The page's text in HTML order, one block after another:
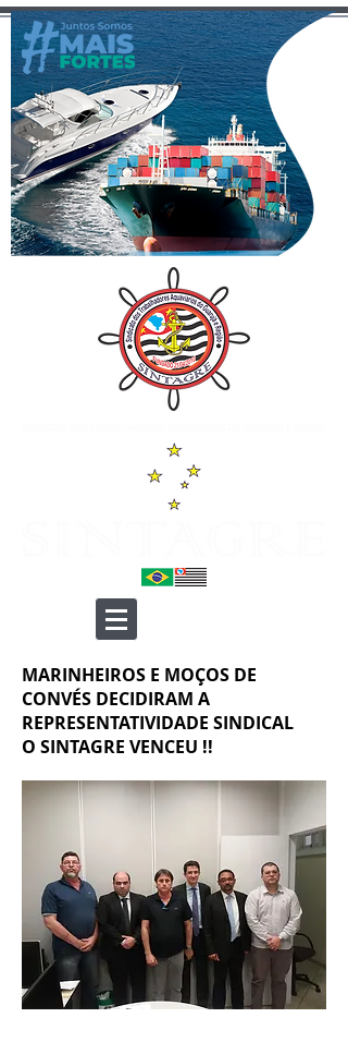
MARINHEIROS E MOÇOS DE
CONVÉS DECIDIRAM A
REPRESENTATIVIDADE SINDICAL
O SINTAGRE VENCEU !!